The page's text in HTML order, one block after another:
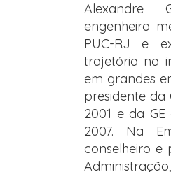
Alexandre
engenheiro
PUC-RJ e
trajetória na
em grandes
presidente da
2001 e da
2007. Na
conselheiro e